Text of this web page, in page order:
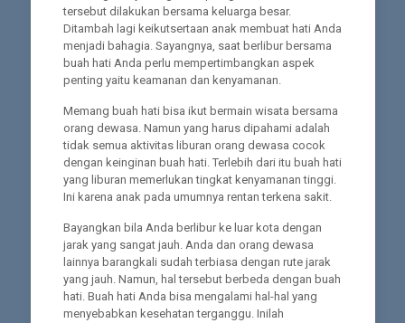
tersebut dilakukan bersama keluarga besar.
Ditambah lagi keikutsertaan anak membuat hati Anda
menjadi bahagia. Sayangnya, saat berlibur bersama
buah hati Anda perlu mempertimbangkan aspek
penting yaitu keamanan dan kenyamanan.
Memang buah hati bisa ikut bermain wisata bersama
orang dewasa. Namun yang harus dipahami adalah
tidak semua aktivitas liburan orang dewasa cocok
dengan keinginan buah hati. Terlebih dari itu buah hati
yang liburan memerlukan tingkat kenyamanan tinggi.
Ini karena anak pada umumnya rentan terkena sakit.
Bayangkan bila Anda berlibur ke luar kota dengan
jarak yang sangat jauh. Anda dan orang dewasa
lainnya barangkali sudah terbiasa dengan rute jarak
yang jauh. Namun, hal tersebut berbeda dengan buah
hati. Buah hati Anda bisa mengalami hal-hal yang
menyebabkan kesehatan terganggu. Inilah